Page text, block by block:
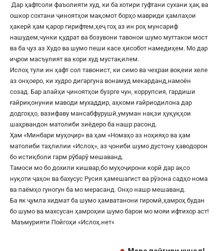
Дар ҳафтсоли фаъолияти худ, ки ба хотири гуфтани сухани ҳақ ва
ошкор сохтани ҷиноятҳои мақомот борҳо мавриди ҳамлаҳои
ҳакерӣ ҳам қарор гирифтем,ҳеҷ гоҳ аз ин роҳ мунсариф
нашудем,чунки қудрат ва бозувони тавонои шумо муттакои мост
ва ба ҷуз аз Худо ва шумо пеши касе ҳисобот намедиҳем. Мо дар
иҷрои масъулият ва кори худ мустақилем.
Ислоҳ тули ин ҳафт сол тавонист, ки симо ва чеҳраи воқеии хеле
аз онҳоеро, ки худро дигаргуна вонамуд мекарданд,намоён
созад. Бар алайҳи ҷиноятҳои бузрге чун, коррупсия, гардиши
ғайриқонунии маводи мухаддир, аҳкоми ғайриодилона дар
додгоҳҳо, вазифаву мансабфурушӣ,умуман нақзи ҳуқуқҳои
шаҳрвандон матолиби зиёдеро ба нашр расонд.
Ҳам «Минбари муҳоҷир» ва ҳам «Номаҳо аз ноҳияҳо ва ҳам
матолиби таҳлилии «Ислоҳ», аз ҷониби шумо дустону ҳаводорон
бо истиқболи гарм рӯбарӯ мешаванд.
Тамоси мо бо дохили кишвар,бо муҳоҷирони корӣ дар ақсо
нуқоти ҷаҳон ва бахусус Русия ҳамешагист ва рӯзона садҳо нома
ва паёмҳо гуногун ба мо мерасанд. Онҳо нашр мешаванд.
Ба як ҷумла хидмат ба шумо ҳамватанони гиромӣ,ҳамроҳ будан
бо шумо ва махсусан ҳамроҳии шумо барои мо мояи ифтихор аст!
Маъмурияти Пойгоҳи «Ислоҳ.нет«